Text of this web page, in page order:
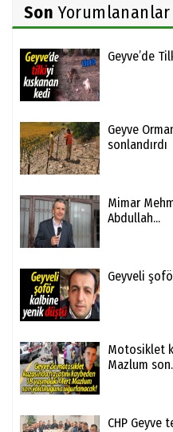
Son Yorumlananlar
Geyve’de
Geyve
sonlandırdı
Mimar
Abdullah...
Geyveli
Motosiklet
Mazlum
CHP Geyve